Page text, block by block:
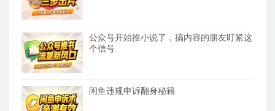
公众号开始推小说了，搞内容的朋友盯紧这
个信号
闲鱼违规申诉翻身秘籍